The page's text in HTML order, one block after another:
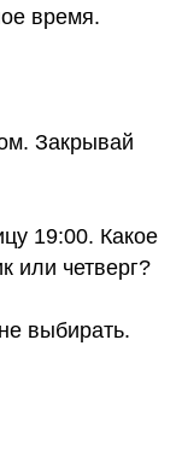
время.
Закрывай
19:00. Какое
или четверг?
выбирать.